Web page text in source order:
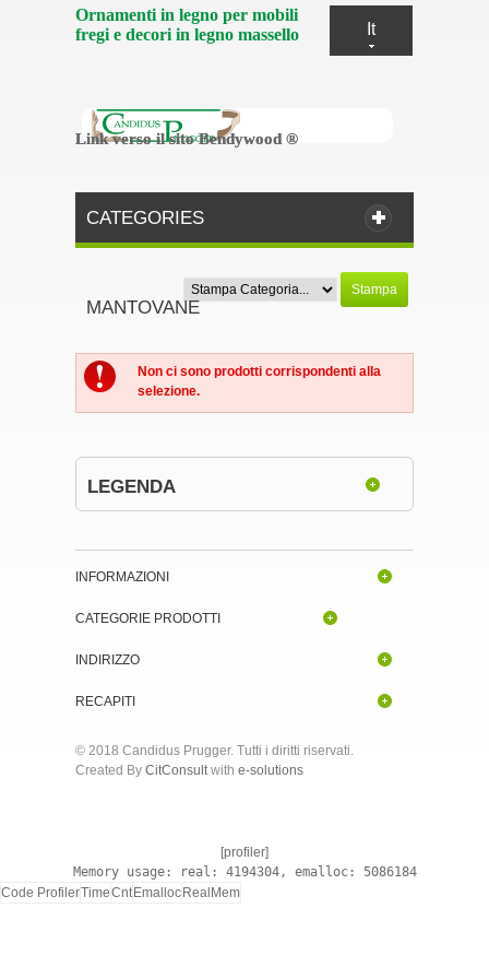
It
Ornamenti in legno per mobili
fregi e decori in legno massello
Link verso il sito Bendywood ®
Link verso il sito Bendywood ®
CATEGORIES
Stampa
MANTOVANE
Non ci sono prodotti corrispondenti alla
selezione.
LEGENDA
INFORMAZIONI
CATEGORIE PRODOTTI
INDIRIZZO
RECAPITI
© 2018 Candidus Prugger. Tutti i diritti riservati.
Created By CitConsultwith e-solutions
[profiler]
Memory usage: real: 4194304, emalloc: 5086184
Code ProfilerTimeCnt Emalloc RealMem